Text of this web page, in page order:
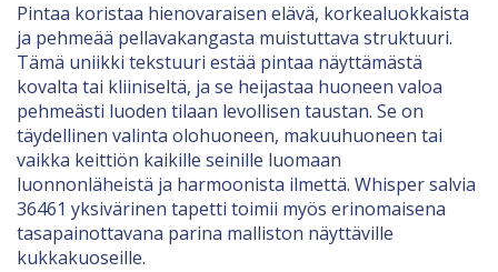
Pintaa koristaa hienovaraisen elävä, korkealuokkaista
ja pehmeää pellavakangasta muistuttava struktuuri.
Tämä uniikki tekstuuri estää pintaa näyttämästä
kovalta tai kliiniseltä, ja se heijastaa huoneen valoa
pehmeästi luoden tilaan levollisen taustan. Se on
täydellinen valinta olohuoneen, makuuhuoneen tai
vaikka keittiön kaikille seinille luomaan
luonnonläheistä ja harmoonista ilmettä. Whisper salvia
36461 yksivärinen tapetti toimii myös erinomaisena
tasapainottavana parina malliston näyttäville
kukkakuoseille.